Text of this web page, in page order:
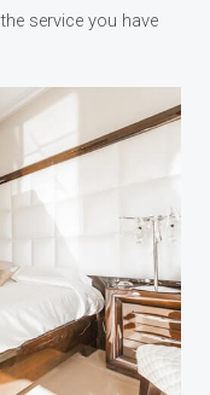
service you have